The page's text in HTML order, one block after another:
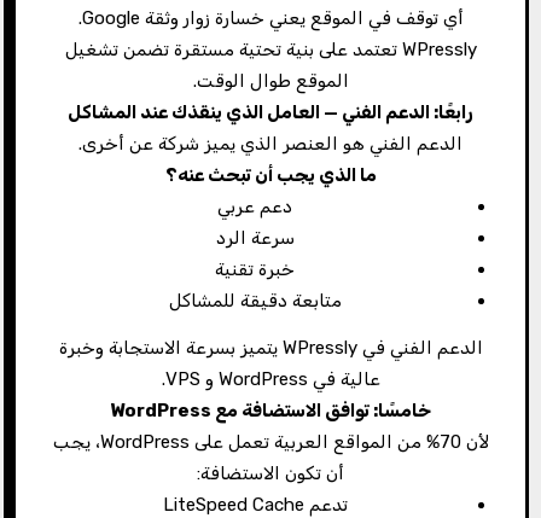
أي توقف في الموقع يعني خسارة زوار وثقة Google.
WPressly تعتمد على بنية تحتية مستقرة تضمن تشغيل
الموقع طوال الوقت.
رابعًا: الدعم الفني — العامل الذي ينقذك عند المشاكل
الدعم الفني هو العنصر الذي يميز شركة عن أخرى.
ما الذي يجب أن تبحث عنه؟
دعم عربي
سرعة الرد
خبرة تقنية
متابعة دقيقة للمشاكل
الدعم الفني في WPressly يتميز بسرعة الاستجابة وخبرة
عالية في WordPress و VPS.
خامسًا: توافق الاستضافة مع
لأن 70% من المواقع العربية تعمل على WordPress، يجب
أن تكون الاستضافة:
تدعم LiteSpeed Cache